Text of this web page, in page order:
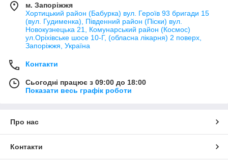
м. Запоріжжя
Хортицький район (Бабурка) вул. Героїв 93 бригади 15
(вул. Гудименка), Південний район (Піски) вул.
Новокузнецька 21, Комунарський район (Космос)
ул.Оріхівське шосе 10-Г, (обласна лікарня) 2 поверх,
Запоріжжя, Україна
Контакти
Сьогодні працює з 09:00 до 18:00
Показати весь графік роботи
Про нас
Контакти